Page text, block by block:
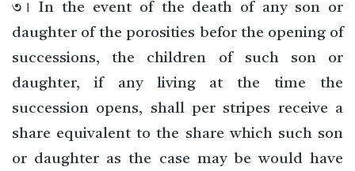
৩। In the event of the death of any son or
daughter of the porosities befor the opening of
successions, the children of such son or
daughter, if any living at the time the
succession opens, shall per stripes receive a
share equivalent to the share which such son
or daughter as the case may be would have